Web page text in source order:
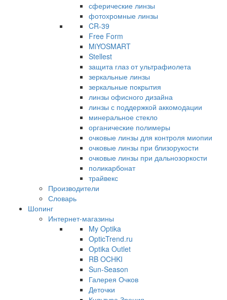
сферические линзы
фотохромные линзы
CR-39
Free Form
MiYOSMART
Stellest
защита глаз от ультрафиолета
зеркальные линзы
зеркальные покрытия
линзы офисного дизайна
линзы с поддержкой аккомодации
минеральное стекло
органические полимеры
очковые линзы для контроля миопии
очковые линзы при близорукости
очковые линзы при дальнозоркости
поликарбонат
трайвекс
Производители
Словарь
Шопинг
Интернет-магазины
My Optika
OpticTrend.ru
Optika Outlet
RB OCHKI
Sun-Season
Галерея Очков
Деточки